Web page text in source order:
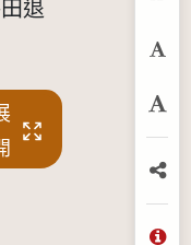
退
放
分